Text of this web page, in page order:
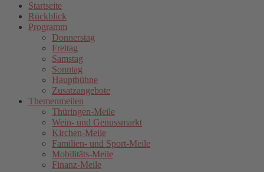
Startseite
Rückblick
Programm
Donnerstag
Freitag
Samstag
Sonntag
Hauptbühne
Zusatzangebote
Themenmeilen
Thüringen-Meile
Wein- und Genussmarkt
Kirchen-Meile
Familien- und Sport-Meile
Mobilitäts-Meile
Finanz-Meile